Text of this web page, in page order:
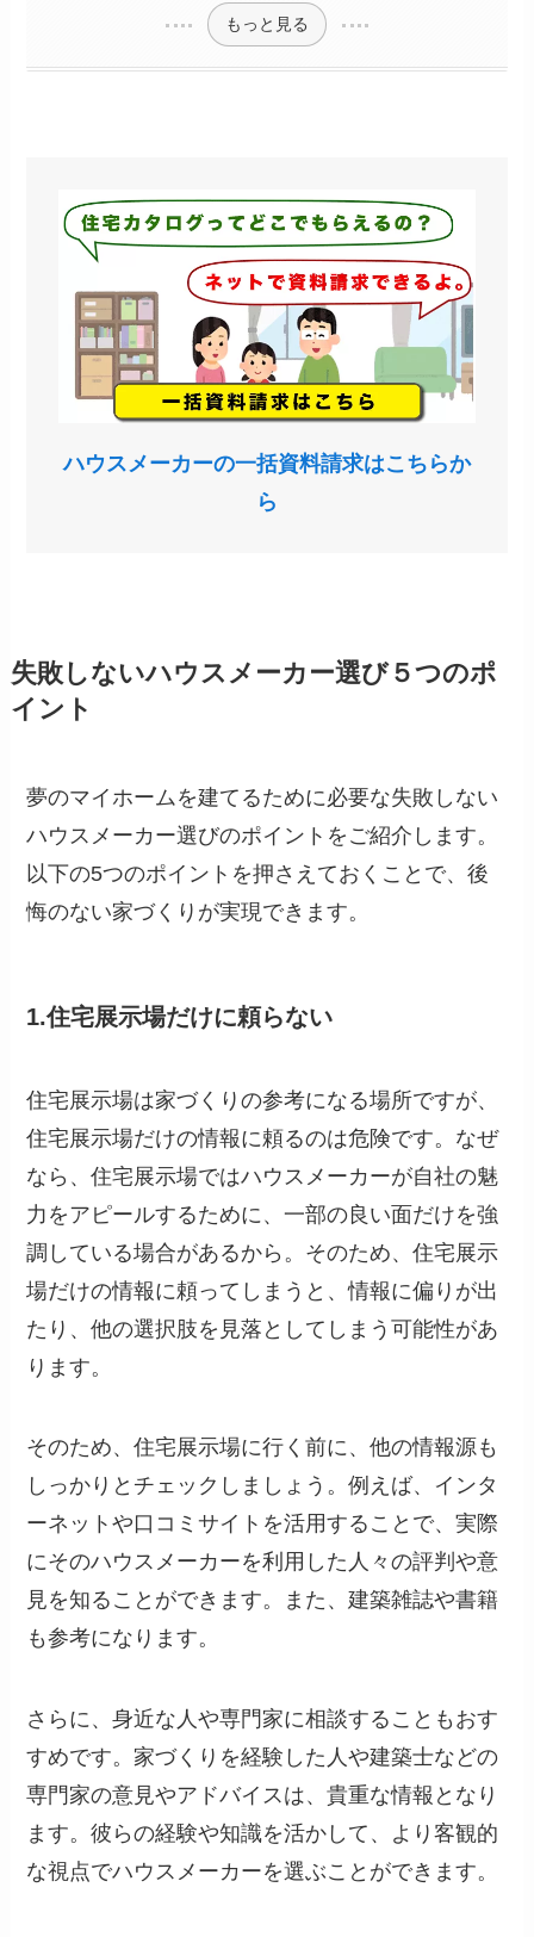
もっと見る
ハウスメーカーの一括資料請求はこちらか
ら
失敗しないハウスメーカー選び５つのポ
イント
夢のマイホームを建てるために必要な失敗しない
ハウスメーカー選びのポイントをご紹介します。
以下の5つのポイントを押さえておくことで、後
悔のない家づくりが実現できます。
1.住宅展示場だけに頼らない
住宅展示場は家づくりの参考になる場所ですが、
住宅展示場だけの情報に頼るのは危険です。なぜ
なら、住宅展示場ではハウスメーカーが自社の魅
力をアピールするために、一部の良い面だけを強
調している場合があるから。そのため、住宅展示
場だけの情報に頼ってしまうと、情報に偏りが出
たり、他の選択肢を見落としてしまう可能性があ
ります。
そのため、住宅展示場に行く前に、他の情報源も
しっかりとチェックしましょう。例えば、インタ
ーネットや口コミサイトを活用することで、実際
にそのハウスメーカーを利用した人々の評判や意
見を知ることができます。また、建築雑誌や書籍
も参考になります。
さらに、身近な人や専門家に相談することもおす
すめです。家づくりを経験した人や建築士などの
専門家の意見やアドバイスは、貴重な情報となり
ます。彼らの経験や知識を活かして、より客観的
な視点でハウスメーカーを選ぶことができます。